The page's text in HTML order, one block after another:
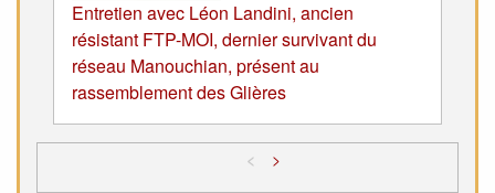
Entretien avec Léon Landini, ancien
résistant FTP-MOI, dernier survivant du
réseau Manouchian, présent au
rassemblement des Glières
< >